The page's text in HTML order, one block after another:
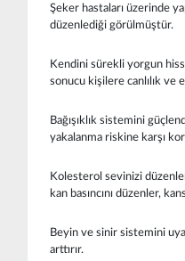
Şeker hastaları üzerinde
düzenlediği görülmüştür.
Kendini sürekli yorgun
sonucu kişilere canlılık ve
Bağışıklık sistemini
yakalanma riskine karşı
Kolesterol sevinizi
kan basıncını düzenler,
Beyin ve sinir sistemini
arttırır.